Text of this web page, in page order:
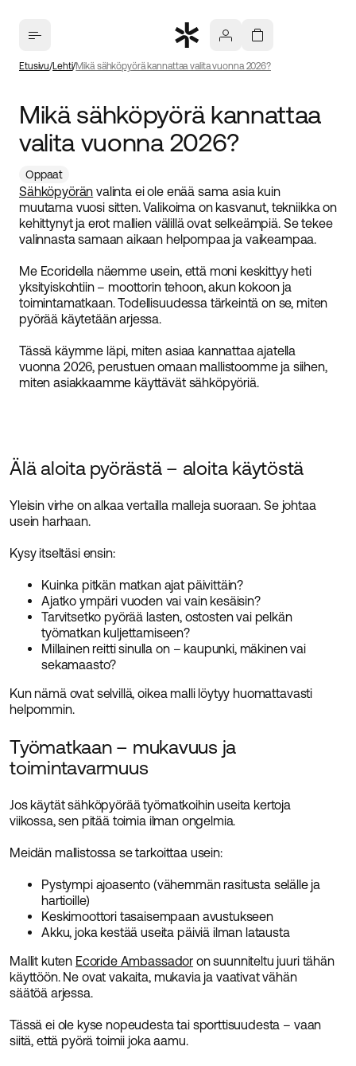
Etusivu Lehti Mikä sähköpyörä kannattaa valita vuonna 2026?
Mikä sähköpyörä kannattaa
valita vuonna 2026?
Oppaat
Sähköpyörän valinta ei ole enää sama asia kuin
muutama vuosi sitten. Valikoima on kasvanut, tekniikka on
kehittynyt ja erot mallien välillä ovat selkeämpiä. Se tekee
valinnasta samaan aikaan helpompaa ja vaikeampaa.
Me Ecoridella näemme usein, että moni keskittyy heti
yksityiskohtiin – moottorin tehoon, akun kokoon ja
toimintamatkaan. Todellisuudessa tärkeintä on se, miten
pyörää käytetään arjessa.
Tässä käymme läpi, miten asiaa kannattaa ajatella
vuonna 2026, perustuen omaan mallistoomme ja siihen,
miten asiakkaamme käyttävät sähköpyöriä.
Älä aloita pyörästä – aloita käytöstä
Yleisin virhe on alkaa vertailla malleja suoraan. Se johtaa
usein harhaan.
Kysy itseltäsi ensin:
Kuinka pitkän matkan ajat päivittäin?
Ajatko ympäri vuoden vai vain kesäisin?
Tarvitsetko pyörää lasten, ostosten vai pelkän
työmatkan kuljettamiseen?
Millainen reitti sinulla on – kaupunki, mäkinen vai
sekamaasto?
Kun nämä ovat selvillä, oikea malli löytyy huomattavasti
helpommin.
Työmatkaan – mukavuus ja
toimintavarmuus
Jos käytät sähköpyörää työmatkoihin useita kertoja
viikossa, sen pitää toimia ilman ongelmia.
Meidän mallistossa se tarkoittaa usein:
Pystympi ajoasento (vähemmän rasitusta selälle ja
hartioille)
Keskimoottori tasaisempaan avustukseen
Akku, joka kestää useita päiviä ilman latausta
Mallit kuten Ecoride Ambassador on suunniteltu juuri tähän
käyttöön. Ne ovat vakaita, mukavia ja vaativat vähän
säätöä arjessa.
Tässä ei ole kyse nopeudesta tai sporttisuudesta – vaan
siitä, että pyörä toimii joka aamu.